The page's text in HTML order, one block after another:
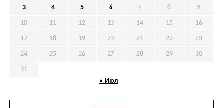
3 4 5 6 7 8 9
10 11 12 13 14 15 16
17 18 19 20 21 22 23
24 25 26 27 28 29 30
31
« Июл